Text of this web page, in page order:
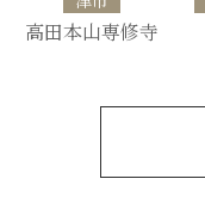
高田本山専修寺